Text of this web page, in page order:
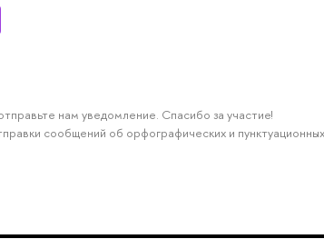
нам уведомление. Спасибо за участие!
сообщений об орфографических и